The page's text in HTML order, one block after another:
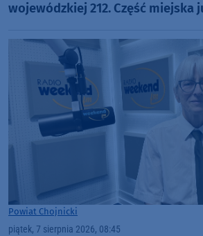
wojewódzkiej 212. Część miejska
Powiat Chojnicki
piątek, 7 sierpnia 2026, 08:45